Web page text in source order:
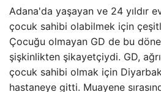
Adana'da yaşayan ve 24 yıldır
çocuk sahibi olabilmek için
Çocuğu olmayan GD de bu
şişkinlikten şikayetçiydi. GD,
çocuk sahibi olmak için
hastaneye gitti. Muayene